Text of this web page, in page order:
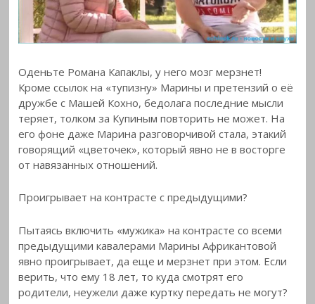
Оденьте Романа Капаклы, у него мозг мерзнет!
Кроме ссылок на «тупизну» Марины и претензий о её
дружбе с Машей Кохно, бедолага последние мысли
теряет, толком за Купиным повторить не может. На
его фоне даже Марина разговорчивой стала, этакий
говорящий «цветочек», который явно не в восторге
от навязанных отношений.
Проигрывает на контрасте с предыдущими?
Пытаясь включить «мужика» на контрасте со всеми
предыдущими кавалерами Марины Африкантовой
явно проигрывает, да еще и мерзнет при этом. Если
верить, что ему 18 лет, то куда смотрят его
родители, неужели даже куртку передать не могут?